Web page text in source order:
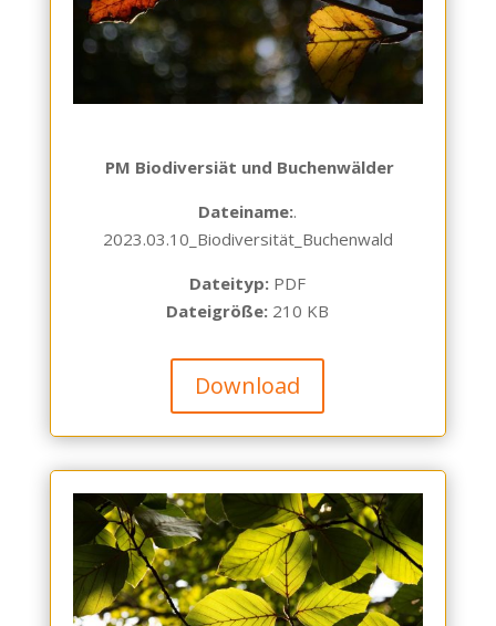
PM Biodiversiät und Buchenwälder
Dateiname:.
2023.03.10_Biodiversität_Buchenwald
Dateityp: PDF
Dateigröße: 210 KB
Download